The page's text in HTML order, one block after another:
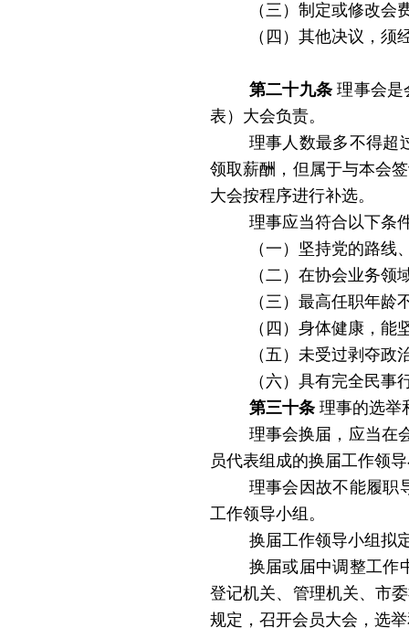
（三）制定或修改会
（四）其他决议，须
第二十九条 理事会是
表）大会负责。
理事人数最多不得超
领取薪酬，但属于与本会
大会按程序进行补选。
理事应当符合以下条
（一）坚持党的路线
（二）在协会业务
（三） 最高任职年龄
（四）身体健康，能
（五）未受过剥夺政
（六）具有完全民事
第三十条 理事的选举
理事会换届，应当在
员代表组成的换届工作领
理事会因故不能履职
工作领导小组。
换届工作领导小组拟
换届或届中调整工作
登记机关、管理机关、市
规定，召开会员大会，选